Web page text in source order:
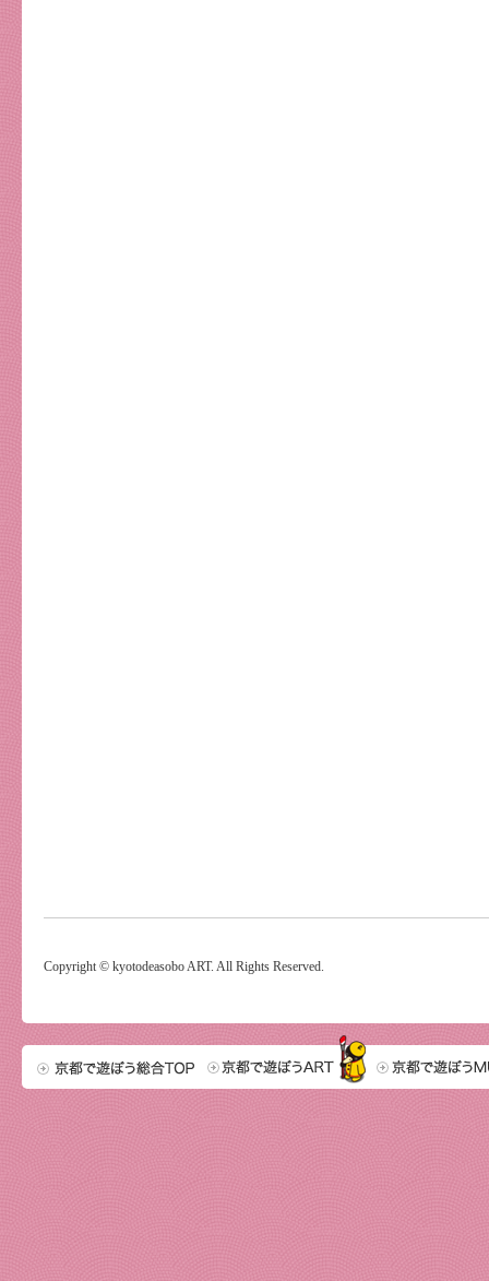
Copyright © kyotodeasobo ART. All Rights Reserved.